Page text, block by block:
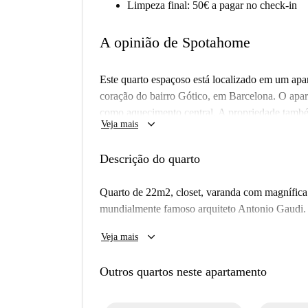
Limpeza final: 50€ a pagar no check-in
A opinião de Spotahome
Este quarto espaçoso está localizado em um
coração do bairro Gótico, em Barcelona. O
como aquecimento central. A propriedade
perfeito para estudantes ou profissionais que
apartamento conta com serviço de porteiro e
O bairro Gótico, uma das partes mais antigas
Barbería Manolo e o Palácio Güell a uma curta
culturalmente rica de Barcelona.
Veja mais keyboard_arrow_down
Descrição do quarto
Quarto de 22m2, closet, varanda com
mundialmente famoso arquiteto Antonio Gaudi.
Sol o dia todo, quarto sem barulho de trânsito,
Veja mais keyboard_arrow_down
Outros quartos neste apartamento